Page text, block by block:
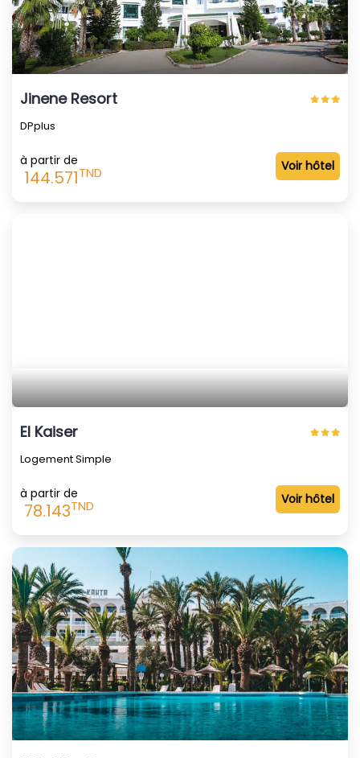
Jinene Resort
DPplus
à partir de
144.571TND Voir hôtel
El Kaiser
Logement Simple
à partir de
78.143TND Voir hôtel